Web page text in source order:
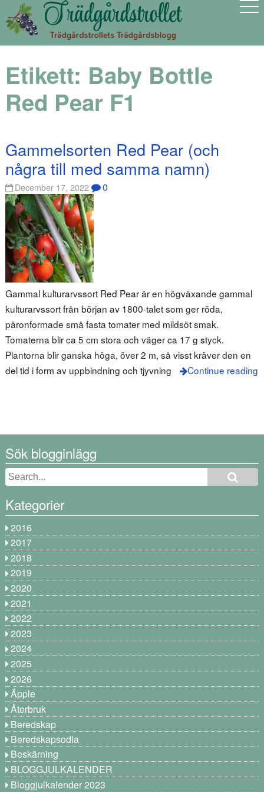
Etikett: Baby Bottle
Red Pear F1
Gammelsorten Red Pear (och
några till med samma namn)
December 17, 2022 0
Gammal kulturarvssort Red Pear är en högväxande gammal
kulturarvssort från början av 1800-talet som ger röda,
päronformade små fasta tomater med mildsöt smak.
Tomaterna blir ca 5 cm stora och väger ca 17 g styck.
Plantorna blir ganska höga, över 2 m, så visst kräver den en
del tid i form av uppbindning och tjyvning
Continue reading
Sök blogginlägg
Kategorier
2016
2017
2018
2019
2020
2021
2022
2023
2024
2025
2026
Äpple
Återbruk
Beredskap
Beredskapsodla
Beskärning
BLOGGJULKALENDER
Bloggjulkalender 2023